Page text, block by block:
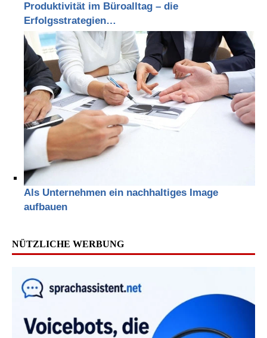
Produktivität im Büroalltag – die
Erfolgsstrategien…
Als Unternehmen ein nachhaltiges Image
aufbauen
NÜTZLICHE WERBUNG